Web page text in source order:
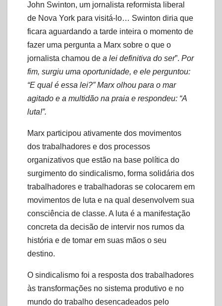
John Swinton, um jornalista reformista liberal
de Nova York para visitá-lo… Swinton diria que
ficara aguardando a tarde inteira o momento de
fazer uma pergunta a Marx sobre o que o
jornalista chamou de a lei definitiva do ser”. Por
fim, surgiu uma oportunidade, e ele perguntou:
“E qual é essa lei?” Marx olhou para o mar
agitado e a multidão na praia e respondeu: “A
luta!”.
Marx participou ativamente dos movimentos
dos trabalhadores e dos processos
organizativos que estão na base política do
surgimento do sindicalismo, forma solidária dos
trabalhadores e trabalhadoras se colocarem em
movimentos de luta e na qual desenvolvem sua
consciência de classe. A luta é a manifestação
concreta da decisão de intervir nos rumos da
história e de tomar em suas mãos o seu
destino.
O sindicalismo foi a resposta dos trabalhadores
às transformações no sistema produtivo e no
mundo do trabalho desencadeados pelo